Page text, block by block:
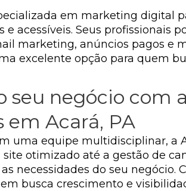
em marketing digital
e acessíveis. Seus profissionais
marketing, anúncios pagos e
excelente opção para quem
seu negócio
em Acará, PA
uma equipe multidisciplinar, a
otimizado até a gestão de
necessidades do seu negócio.
busca crescimento e